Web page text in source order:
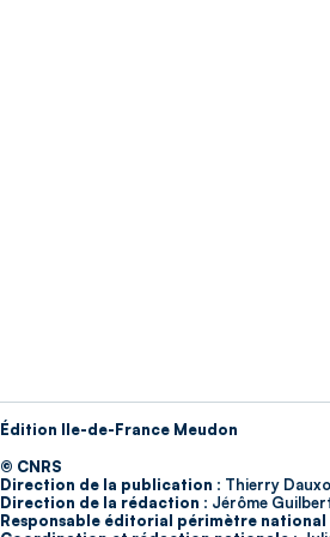
Édition Ile-de-France Meudon
© CNRS
Direction de la publication : Thierry
Direction de la rédaction : Jérôme
Responsable éditorial périmètre national